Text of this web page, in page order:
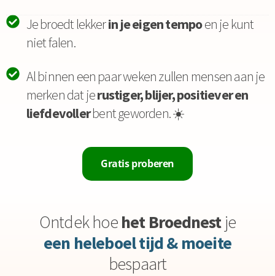
Je broedt lekkerin je eigen tempoen je kunt
niet falen.
Al binnen een paar weken zullen mensen aan je
merken dat jerustiger, blijer, positiever en
liefdevollerbent geworden. ☀️
Gratis proberen
Ontdek hoehet Broednestje
een heleboel tijd & moeite
bespaart